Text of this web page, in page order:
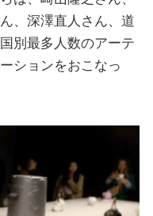
、深澤直人さん、道
別最多人数のアーテ
ションをおこなっ